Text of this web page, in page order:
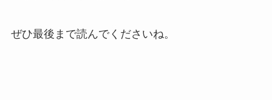
ぜひ最後まで読んでくださいね。